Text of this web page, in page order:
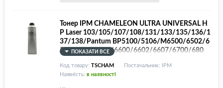
Тонер IPM CHAMELEON ULTRA UNIVERSAL H
P Laser 103/105/107/108/131/133/135/136/1
37/138/Pantum BP5100/5106/M6500/6502/6
507/6550/6552/6600/6602/6607/6700/680
0/7100/7102/7108/7200/7300/P1050/2200/
2206/2207/2500/2502/2506/2507/2509/251
6/2518/3010/3300/3308/3019/3022/3300/3
370/Samsung ML-808/1210/1220/1250/1430/
ПОКАЗАТИ ВСЕ
Код товару: TSCHAM
Постачальник: IPM
Наявність: в наявності